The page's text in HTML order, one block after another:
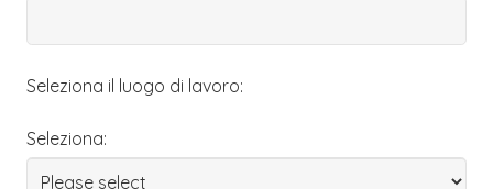
Seleziona il luogo di lavoro:
Seleziona: